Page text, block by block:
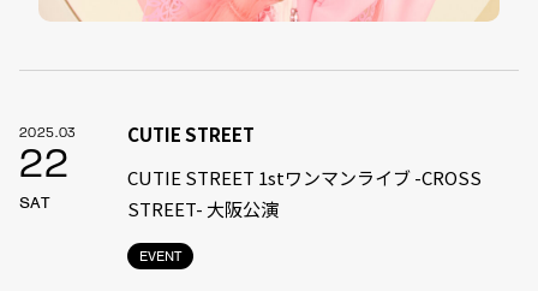
2025.03
22
SAT
EVENT
CUTIE STREET
CUTIE STREET 1stワンマンライブ -CROSS
STREET- 大阪公演